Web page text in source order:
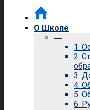
О Школе
—
1.
2.
3.
4.
5.
6.